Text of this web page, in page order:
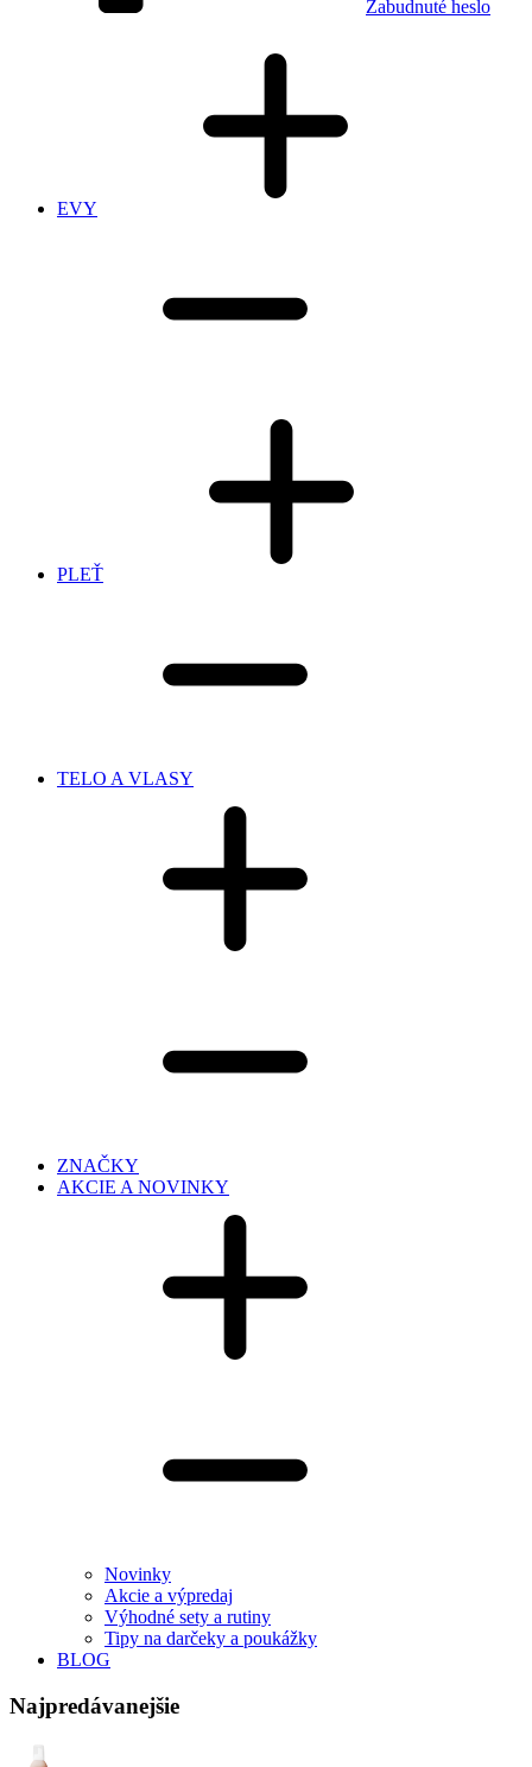
Zabudnuté heslo
EVY
PLEŤ
TELO A VLASY
ZNAČKY
AKCIE A NOVINKY
Novinky
Akcie a výpredaj
Výhodné sety a rutiny
Tipy na darčeky a poukážky
BLOG
Najpredávanejšie